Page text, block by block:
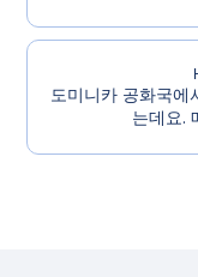
도미니카 공화국에
는데요.